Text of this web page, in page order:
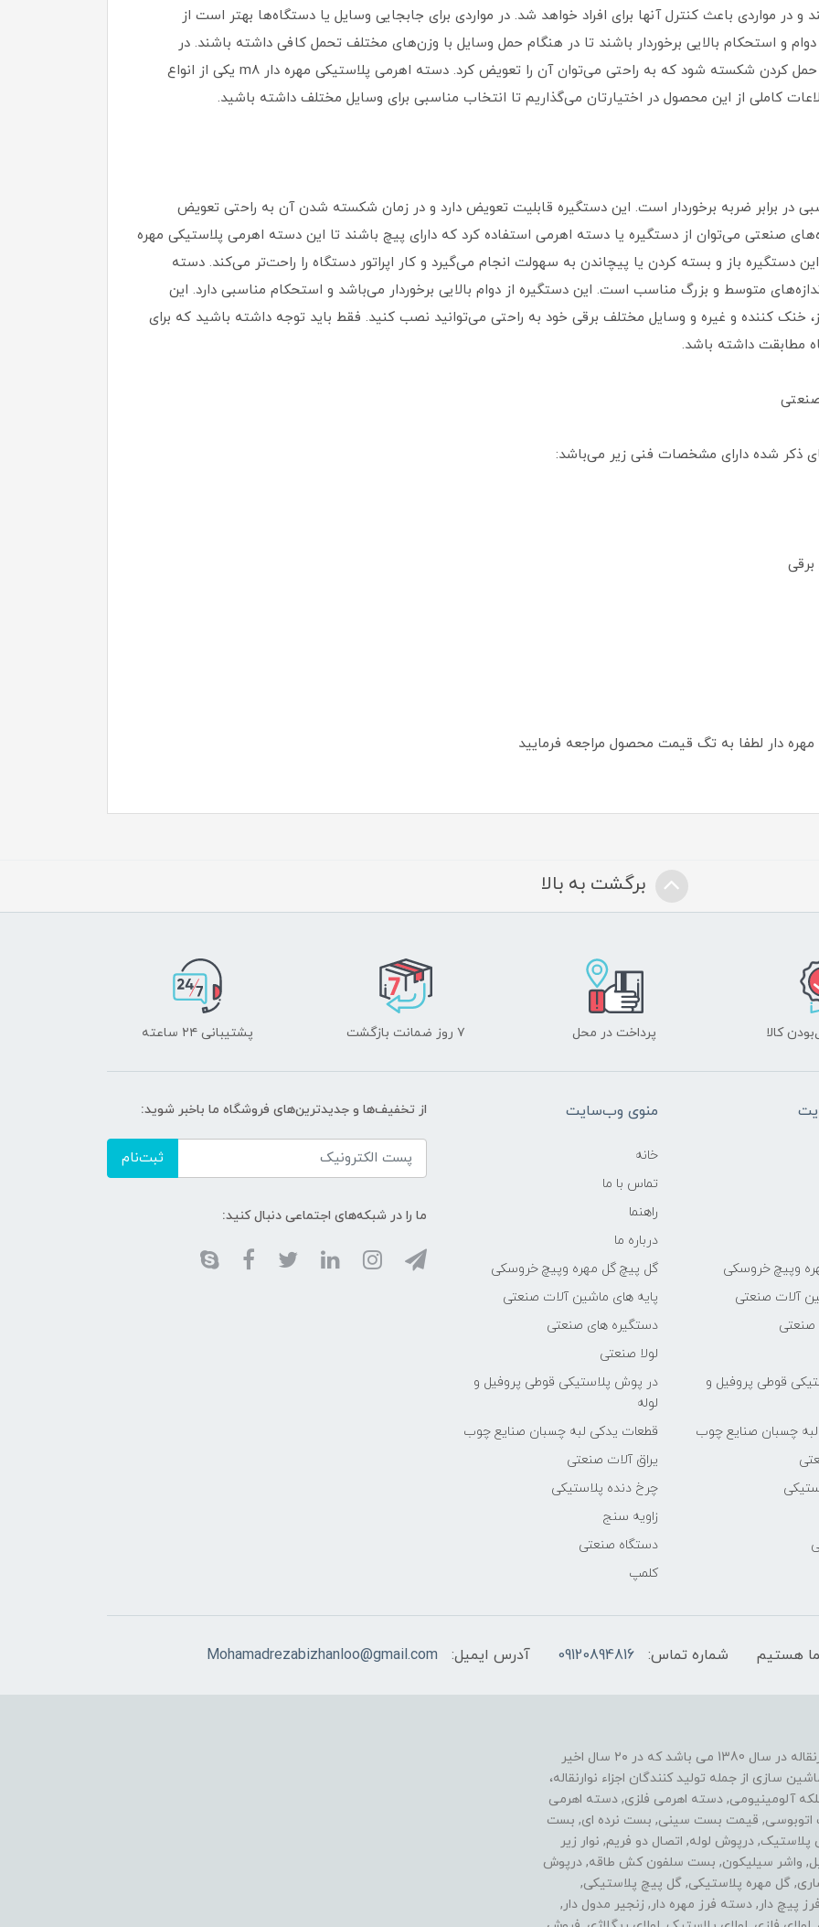
مواردی باعث کنترل آنها برای افراد خواهد شد. در مواردی برای جابجایی وسایل یا دستگاه‌ها بهتر است از
و استحکام بالایی برخوردار باشند تا در هنگام حمل وسایل با وزن‌های مختلف تحمل کافی داشته باشند. در
مواقعی ممکن است دستگیره هنگام جابجایی و حمل کردن شکسته شود که به راحتی می‌توان آن را تعویض کرد. دسته اهرمی پلاستیکی مهره دار m8 یکی از انواع
کاملی از این محصول در اختیارتان می‌گذاریم تا انتخاب مناسبی برای وسایل مختلف داشته باشید.
در برابر ضربه برخوردار است. این دستگیره قابلیت تعویض دارد و در زمان شکسته شدن آن به راحتی تعویض
صنعتی می‌توان از دستگیره یا دسته اهرمی استفاده کرد که دارای پیچ باشند تا این دسته اهرمی پلاستیکی مهره
این دستگیره باز و بسته کردن یا پیچاندن به سهولت انجام می‌گیرد و کار اپراتور دستگاه را راحت‌تر می‌کند. دسته
متوسط و بزرگ مناسب است. این دستگیره از دوام بالایی برخوردار می‌باشد و استحکام مناسبی دارد. این
خنک کننده و غیره و وسایل مختلف برقی خود به راحتی می‌توانید نصب کنید. فقط باید توجه داشته باشید که برای
مطابقت داشته باشد.
ذکر شده دارای مشخصات فنی زیر می‌باشد:
دار لطفا به تگ قیمت محصول مراجعه فرمایید
برگشت به بالا
کالا پرداخت در محل ۷ روز ضمانت بازگشت پشتیبانی ۲۴ ساعته
وپیچ خروسکی
آلات صنعتی
صنعتی
قوطی پروفیل و
چسبان صنایع چوب
منوی وب‌سایت
خانه
تماس با ما
راهنما
درباره ما
گل پیچ گل مهره وپیچ خروسکی
پایه های ماشین آلات صنعتی
دستگیره های صنعتی
لولا صنعتی
در پوش پلاستیکی قوطی پروفیل و
لوله
قطعات یدکی لبه چسبان صنایع چوب
یراق آلات صنعتی
چرخ دنده پلاستیکی
زاویه سنج
دستگاه صنعتی
کلمپ
از تخفیف‌ها و جدیدترین‌های فروشگاه ما باخبر شوید:
ثبت‌نام
ما را در شبکه‌های اجتماعی دنبال کنید:
شماره تماس: 09120894816 آدرس ایمیل: Mohamadrezabizhanloo@gmail.com
یکی از موفقیت های ما نوآوری در زمینه ساخت اجزاء نوارنقاله در سال 1380 می باشد که در ۲۰ سال اخیر
سازی از جمله تولید کنندگان اجزاء نوارنقاله،
آلومینیومی, دسته اهرمی فلزی, دسته اهرمی
اتوبوسی, قیمت بست سینی, بست نرده ای, بست
پلاستیک, درپوش لوله, اتصال دو فریم, نوار زیر
واشر سیلیکون, بست سلفون کش طاقه, درپوش
گل مهره پلاستیکی, گل پیچ پلاستیکی,
دار, دسته فرز مهره دار, زنجیر مدول دار,